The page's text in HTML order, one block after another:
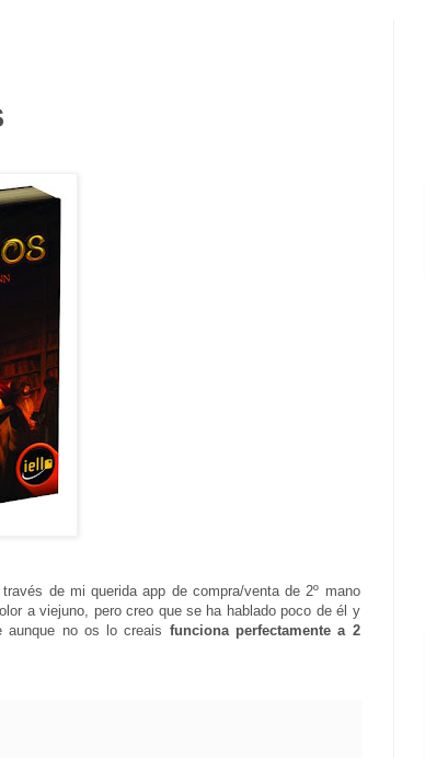
de mi querida app de compra/venta de 2º mano
a viejuno, pero creo que se ha hablado poco de él y
aunque no os lo creais funciona perfectamente a 2